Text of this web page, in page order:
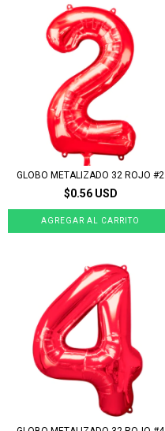
GLOBO METALIZADO 32 ROJO #2
$0.56 USD